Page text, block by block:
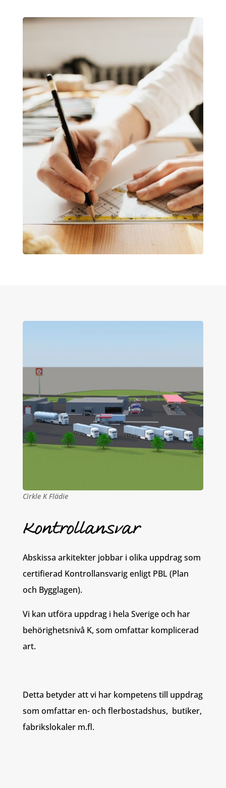
Cirkle K Flädie
Kontrollansvar
Abskissa arkitekter jobbar i olika uppdrag som
certifierad Kontrollansvarig enligt PBL (Plan
och Bygglagen).
Vi kan utföra uppdrag i hela Sverige och har
behörighetsnivå K, som omfattar komplicerad
art.
Detta betyder att vi har kompetens till uppdrag
som omfattar en- och flerbostadshus, butiker,
fabrikslokaler m.fl.